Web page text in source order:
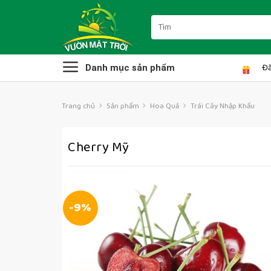
Tìm
kiếm:
Danh mục sản phẩm
Trang chủ Sản phẩm Hoa Quả Trái Cây Nhập Khẩu
Cherry Mỹ
-9%